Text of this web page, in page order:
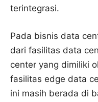
terintegrasi.
Pada bisnis data
dari fasilitas data
center yang dimiliki
fasilitas edge data
ini masih berada di